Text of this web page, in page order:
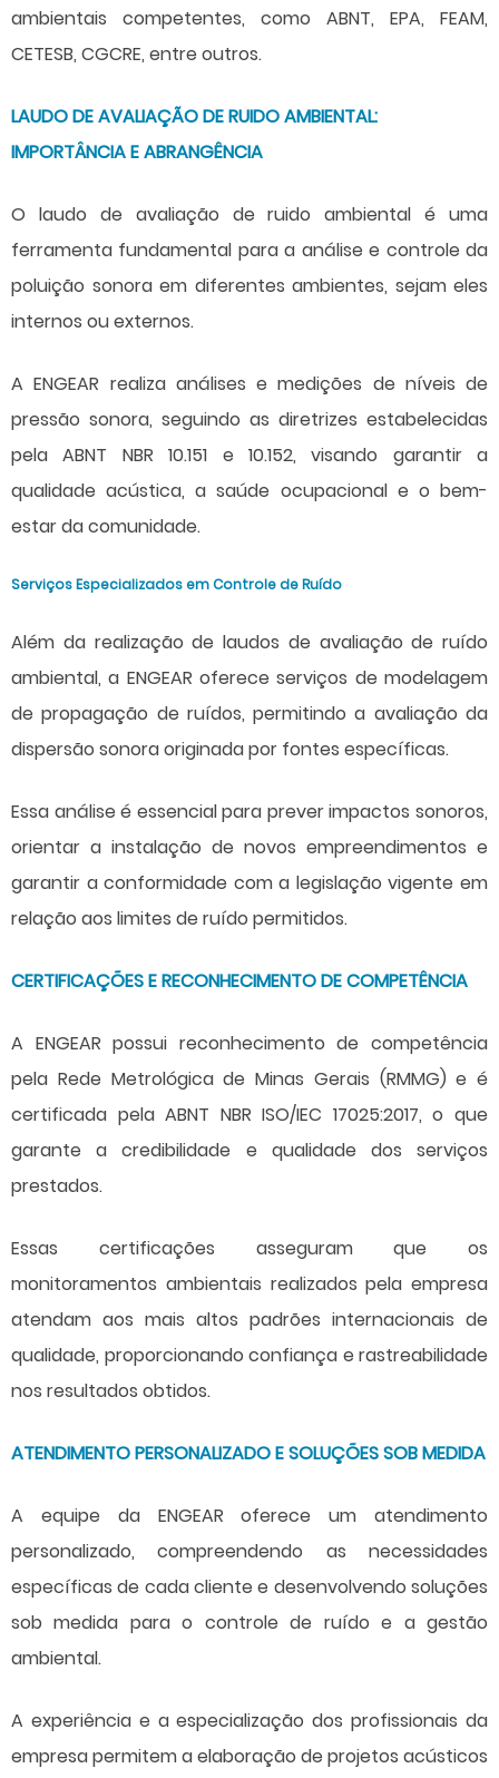
ambientais competentes, como ABNT, EPA, FEAM,
CETESB, CGCRE, entre outros.
LAUDO DE AVALIAÇÃO DE RUIDO AMBIENTAL:
IMPORTÂNCIA E ABRANGÊNCIA
O laudo de avaliação de ruido ambiental é uma
ferramenta fundamental para a análise e controle da
poluição sonora em diferentes ambientes, sejam eles
internos ou externos.
A ENGEAR realiza análises e medições de níveis de
pressão sonora, seguindo as diretrizes estabelecidas
pela ABNT NBR 10.151 e 10.152, visando garantir a
qualidade acústica, a saúde ocupacional e o bem-
estar da comunidade.
Serviços Especializados em Controle de Ruído
Além da realização de laudos de avaliação de ruído
ambiental, a ENGEAR oferece serviços de modelagem
de propagação de ruídos, permitindo a avaliação da
dispersão sonora originada por fontes específicas.
Essa análise é essencial para prever impactos sonoros,
orientar a instalação de novos empreendimentos e
garantir a conformidade com a legislação vigente em
relação aos limites de ruído permitidos.
CERTIFICAÇÕES E RECONHECIMENTO DE COMPETÊNCIA
A ENGEAR possui reconhecimento de competência
pela Rede Metrológica de Minas Gerais (RMMG) e é
certificada pela ABNT NBR ISO/IEC 17025:2017, o que
garante a credibilidade e qualidade dos serviços
prestados.
Essas certificações asseguram que os
monitoramentos ambientais realizados pela empresa
atendam aos mais altos padrões internacionais de
qualidade, proporcionando confiança e rastreabilidade
nos resultados obtidos.
ATENDIMENTO PERSONALIZADO E SOLUÇÕES SOB MEDIDA
A equipe da ENGEAR oferece um atendimento
personalizado, compreendendo as necessidades
específicas de cada cliente e desenvolvendo soluções
sob medida para o controle de ruído e a gestão
ambiental.
A experiência e a especialização dos profissionais da
empresa permitem a elaboração de projetos acústicos